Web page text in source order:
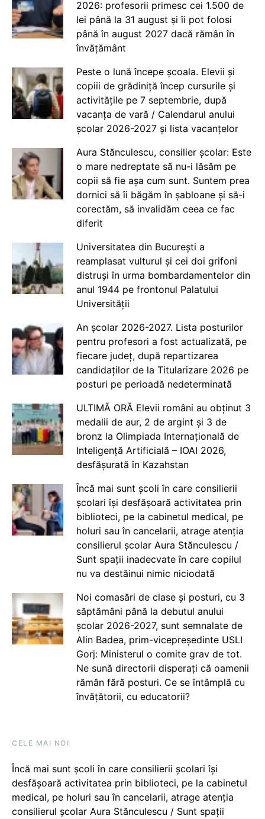
2026: profesorii primesc cei 1.500 de
lei până la 31 august și îi pot folosi
până în august 2027 dacă rămân în
învățământ
Peste o lună începe școala. Elevii și
copiii de grădiniță încep cursurile și
activitățile pe 7 septembrie, după
vacanța de vară / Calendarul anului
școlar 2026-2027 și lista vacanțelor
Aura Stănculescu, consilier școlar: Este
o mare nedreptate să nu-i lăsăm pe
copii să fie așa cum sunt. Suntem prea
dornici să îi băgăm în șabloane și să-i
corectăm, să invalidăm ceea ce fac
diferit
Universitatea din București a
reamplasat vulturul și cei doi grifoni
distruși în urma bombardamentelor din
anul 1944 pe frontonul Palatului
Universității
An școlar 2026-2027. Lista posturilor
pentru profesori a fost actualizată, pe
fiecare județ, după repartizarea
candidaților de la Titularizare 2026 pe
posturi pe perioadă nedeterminată
ULTIMĂ ORĂ Elevii români au obținut 3
medalii de aur, 2 de argint și 3 de
bronz la Olimpiada Internațională de
Inteligență Artificială – IOAI 2026,
desfășurată în Kazahstan
Încă mai sunt școli în care consilierii
școlari își desfășoară activitatea prin
biblioteci, pe la cabinetul medical, pe
holuri sau în cancelarii, atrage atenția
consilierul școlar Aura Stănculescu /
Sunt spații inadecvate în care copilul
nu va destăinui nimic niciodată
Noi comasări de clase și posturi, cu 3
săptămâni până la debutul anului
școlar 2026-2027, sunt semnalate de
Alin Badea, prim-vicepreședinte USLI
Gorj: Ministerul o comite grav de tot.
Ne sună directorii disperați că oamenii
rămân fără posturi. Ce se întâmplă cu
învățătorii, cu educatorii?
CELE MAI NOI
Încă mai sunt școli în care consilierii școlari își
desfășoară activitatea prin biblioteci, pe la cabinetul
medical, pe holuri sau în cancelarii, atrage atenția
consilierul școlar Aura Stănculescu / Sunt spații